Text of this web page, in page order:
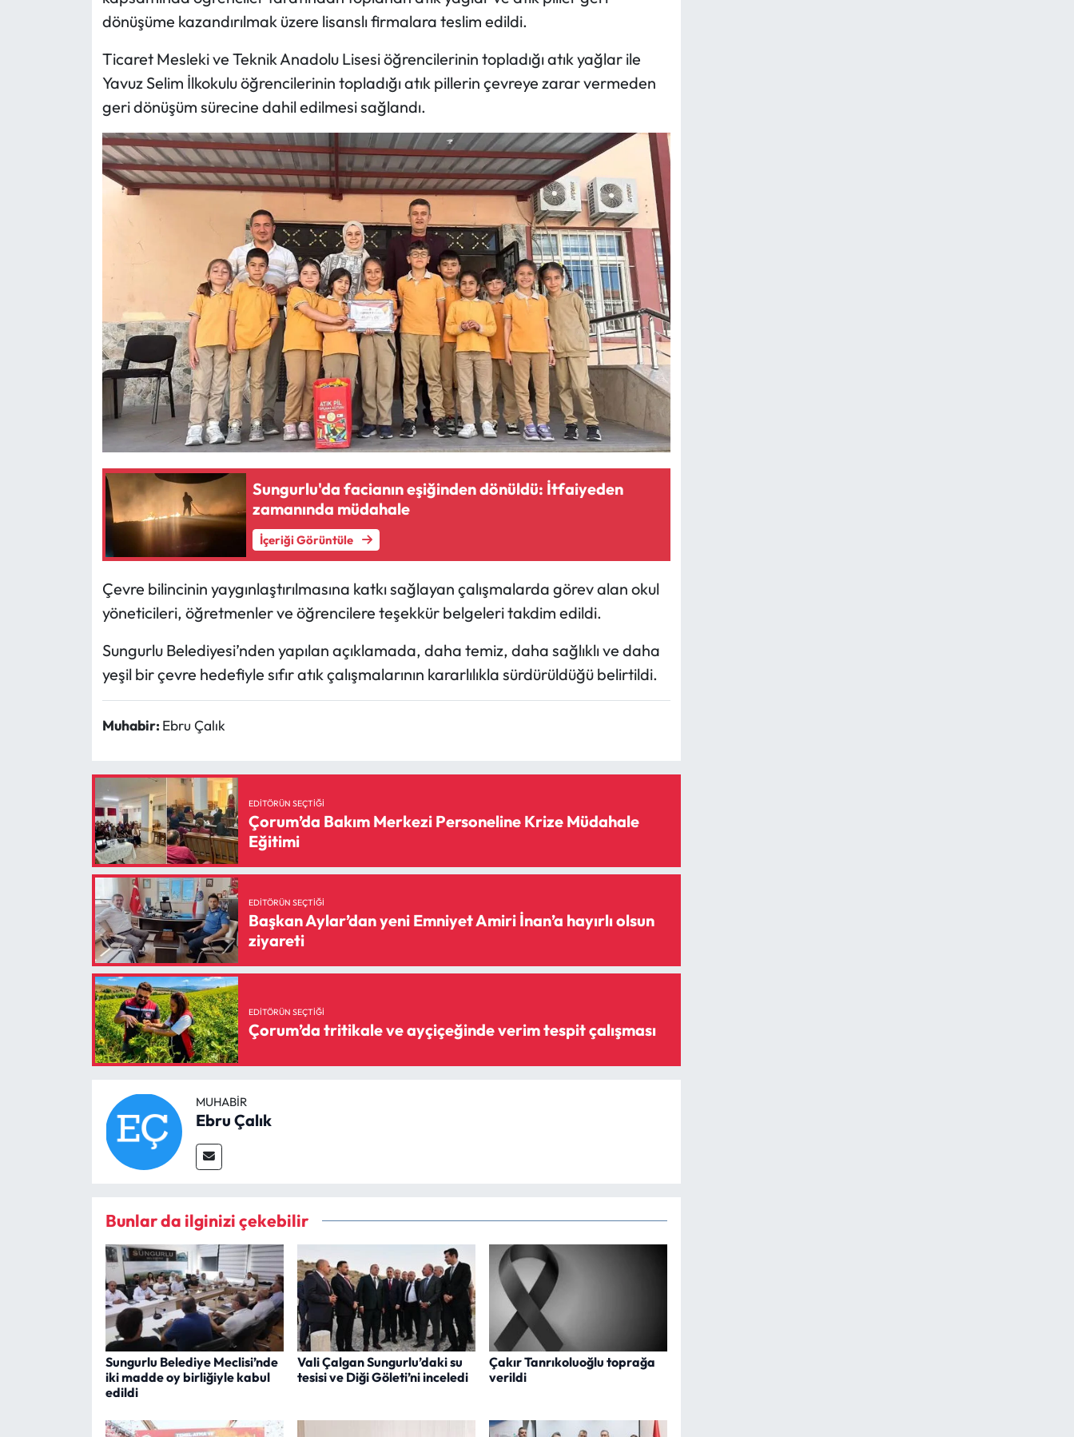
dönüşüme kazandırılmak üzere lisanslı firmalara teslim edildi.
Ticaret Mesleki ve Teknik Anadolu Lisesi öğrencilerinin topladığı atık yağlar ile
Yavuz Selim İlkokulu öğrencilerinin topladığı atık pillerin çevreye zarar vermeden
geri dönüşüm sürecine dahil edilmesi sağlandı.
Sungurlu'da facianın eşiğinden dönüldü: İtfaiyeden
zamanında müdahale
İçeriği Görüntüle
Çevre bilincinin yaygınlaştırılmasına katkı sağlayan çalışmalarda görev alan okul
yöneticileri, öğretmenler ve öğrencilere teşekkür belgeleri takdim edildi.
Sungurlu Belediyesi’nden yapılan açıklamada, daha temiz, daha sağlıklı ve daha
yeşil bir çevre hedefiyle sıfır atık çalışmalarının kararlılıkla sürdürüldüğü belirtildi.
Muhabir: Ebru Çalık
EDITÖRÜN SEÇTIĞI
Çorum’da Bakım Merkezi Personeline Krize Müdahale
Eğitimi
EDITÖRÜN SEÇTIĞI
Başkan Aylar’dan yeni Emniyet Amiri İnan’a hayırlı olsun
ziyareti
EDITÖRÜN SEÇTIĞI
Çorum’da tritikale ve ayçiçeğinde verim tespit çalışması
MUHABIR
Ebru Çalık
Bunlar da ilginizi çekebilir
Sungurlu Belediye Meclisi’nde
iki madde oy birliğiyle kabul
edildi
Vali Çalgan Sungurlu’daki su
tesisi ve Diği Göleti’ni inceledi
Çakır Tanrıkoluoğlu toprağa
verildi
Oğuzlar Haberleri
Ortaköy Haberleri
Osmancık Haberleri
Resmi Reklam
Sungurlu Haberleri
Uğurludağ Haberleri
Yayla Haber
Yemek Tarifleri
Yerel Haberler